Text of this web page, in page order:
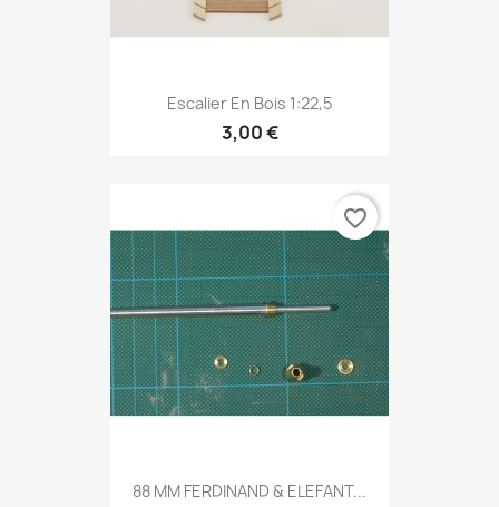
Escalier En Bois 1:22,5
3,00 €
88 MM FERDINAND & ELEFANT...
favorite_border